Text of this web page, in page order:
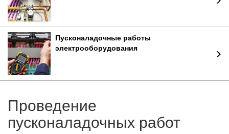
Пусконаладочные работы
электрооборудования
Проведение
пусконаладочных работ